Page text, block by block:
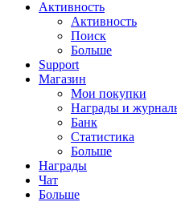
Активность
Активность
Поиск
Больше
Support
Магазин
Мои покупки
Награды и
Банк
Статистика
Больше
Награды
Чат
Больше